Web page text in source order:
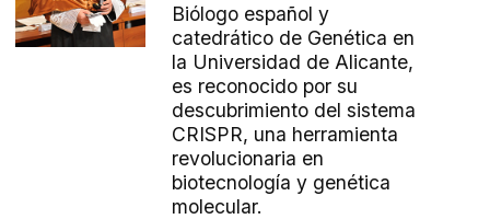
Biólogo español y
catedrático de Genética en
la Universidad de Alicante,
es reconocido por su
descubrimiento del sistema
CRISPR, una herramienta
revolucionaria en
biotecnología y genética
molecular.